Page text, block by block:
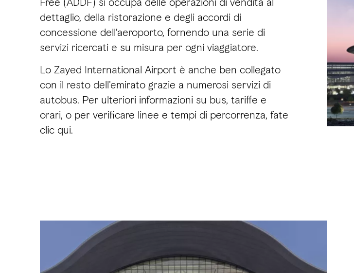
dettaglio, della ristorazione e degli accordi di
concessione dell’aeroporto, fornendo una serie di
servizi ricercati e su misura per ogni viaggiatore.
Lo Zayed International Airport è anche ben collegato
con il resto dell'emirato grazie a numerosi servizi di
autobus. Per ulteriori informazioni su bus, tariffe e
orari, o per verificare linee e tempi di percorrenza, fate
clic qui.